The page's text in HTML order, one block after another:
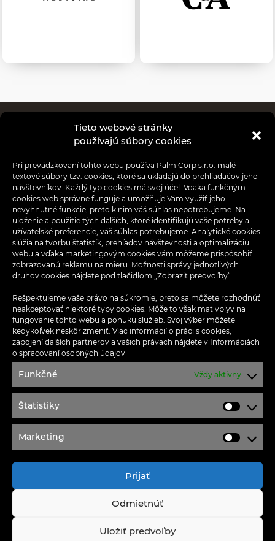
Tieto webové stránky
používajú súbory cookies
Pri prevádzkovaní tohto webu používa Palm Corp s.r.o. malé
textové súbory tzv. cookies, ktoré sa ukladajú do prehliadačov jeho
návštevníkov. Každý typ cookies má svoj účel. Vďaka funkčným
cookies web správne funguje a umožňuje Vám využiť jeho
nevyhnutné funkcie, preto k nim váš súhlas nepotrebujeme. Na
uloženie a použitie tých ďalších, ktoré identifikujú vaše potreby a
užívateľské preferencie, váš súhlas potrebujeme. Analytické cookies
slúžia na tvorbu štatistík, prehľadov návštevnosti a optimalizáciu
webu a vďaka marketingovým cookies vám môžeme prispôsobiť
zobrazovanú reklamu na mieru. Možnosti správy jednotlivých
druhov cookies nájdete pod tlačidlom „Zobraziť predvoľby“.
Rešpektujeme vaše právo na súkromie, preto sa môžete rozhodnúť
neakceptovať niektoré typy cookies. Môže to však mať vplyv na
fungovanie tohto webu a ponuku služieb. Svoj výber môžete
kedykoľvek neskôr zmeniť. Viac informácií o práci s cookies,
zapojení ďalších partnerov a vašich právach nájdete v Informáciách
o spracovaní osobných údajov
Funkčné Vždy aktívny
Štatistiky
Marketing
Prijať
Odmietnúť
Uložiť predvoľby
Obchody
Reštaurácie
Aktuality
Akcie
Informácie pre nájomcov
Aplikácia OPTIMA
Ponuka práce
Kontakt
Ochrana osobných údajov
Podmienky súťaže na facebooku
Moldavská cesta 32
Tel:+421 55 644 63 45
optima@ocoptima.sk